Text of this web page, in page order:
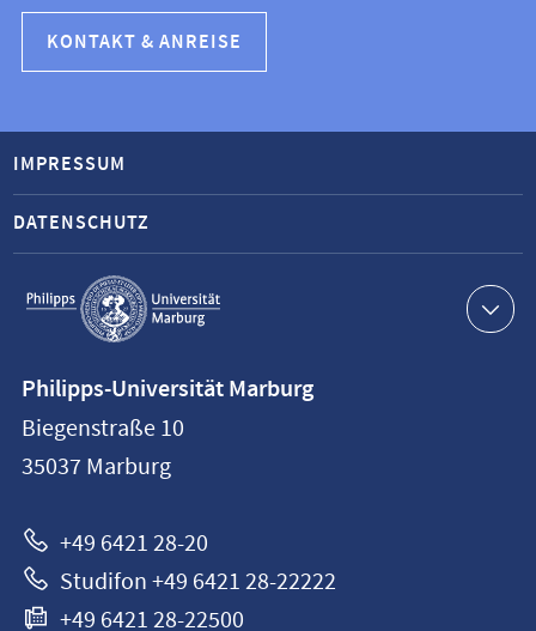
KONTAKT & ANREISE
Service-
Navigation
IMPRESSUM
DATENSCHUTZ
Philipps-
Universität
Marburg
Philipps-Universität Marburg
Biegenstraße 10
35037 Marburg
+49 6421 28-20
Studifon +49 6421 28-22222
+49 6421 28-22500